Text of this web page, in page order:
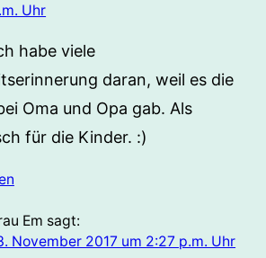
Uhr
habe viele
daran, weil es die
Oma und Opa gab. Als
für die Kinder. :)
Em sagt:
November 2017 um 2:27 p.m. Uhr